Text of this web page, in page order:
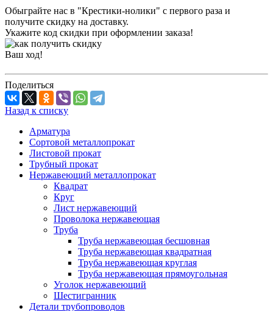
Обыграйте нас в "Крестики-нолики" с первого раза и
получите скидку на доставку.
Укажите код скидки при оформлении заказа!
Ваш ход!
Поделиться
Назад к списку
Арматура
Сортовой металлопрокат
Листовой прокат
Трубный прокат
Нержавеющий металлопрокат
Квадрат
Круг
Лист нержавеющий
Проволока нержавеющая
Труба
Труба нержавеющая бесшовная
Труба нержавеющая квадратная
Труба нержавеющая круглая
Труба нержавеющая прямоугольная
Уголок нержавеющий
Шестигранник
Детали трубопроводов